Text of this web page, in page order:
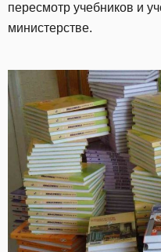
пересмотр учебников и
министерстве.